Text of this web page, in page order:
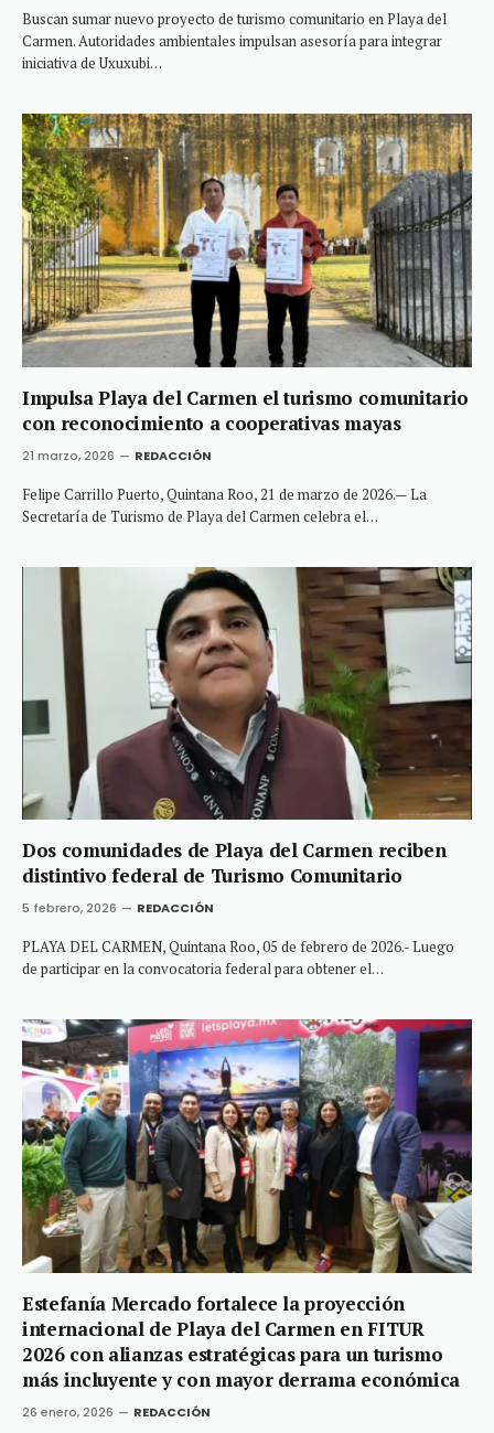
Buscan sumar nuevo proyecto de turismo comunitario en Playa del
Carmen. Autoridades ambientales impulsan asesoría para integrar
iniciativa de Uxuxubi…
Impulsa Playa del Carmen el turismo comunitario
con reconocimiento a cooperativas mayas
21 marzo, 2026 REDACCIÓN
Felipe Carrillo Puerto, Quintana Roo, 21 de marzo de 2026.— La
Secretaría de Turismo de Playa del Carmen celebra el…
Dos comunidades de Playa del Carmen reciben
distintivo federal de Turismo Comunitario
5 febrero, 2026 REDACCIÓN
PLAYA DEL CARMEN, Quintana Roo, 05 de febrero de 2026.- Luego
de participar en la convocatoria federal para obtener el…
Estefanía Mercado fortalece la proyección
internacional de Playa del Carmen en FITUR
2026 con alianzas estratégicas para un turismo
más incluyente y con mayor derrama económica
26 enero, 2026 REDACCIÓN